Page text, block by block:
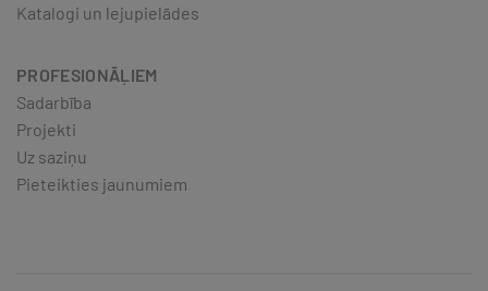
Katalogi un lejupielādes
PROFESIONĀĻIEM
Sadarbība
Projekti
Uz saziņu
Pieteikties jaunumiem